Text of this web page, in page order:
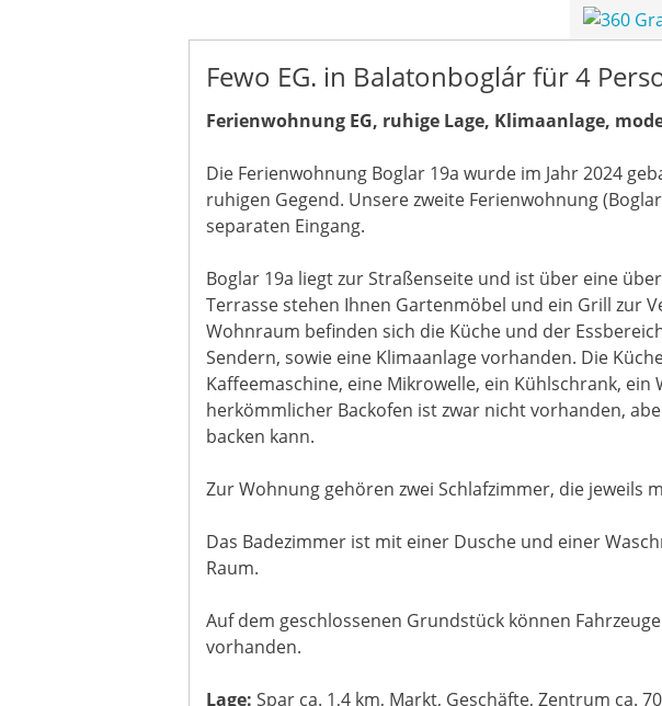
Fewo EG. in Balatonboglár für 4
Ferienwohnung EG, ruhige Lage, Klimaanlage,
Die Ferienwohnung Boglar 19a wurde im Jahr 2024
ruhigen Gegend. Unsere zweite Ferienwohnung
separaten Eingang.
Boglar 19a liegt zur Straßenseite und ist über eine
Terrasse stehen Ihnen Gartenmöbel und ein Grill zur
Wohnraum befinden sich die Küche und der
Sendern, sowie eine Klimaanlage vorhanden. Die
Kaffeemaschine, eine Mikrowelle, ein Kühlschrank,
herkömmlicher Backofen ist zwar nicht vorhanden,
backen kann.
Zur Wohnung gehören zwei Schlafzimmer, die jeweils
Das Badezimmer ist mit einer Dusche und einer
Raum.
Auf dem geschlossenen Grundstück können
vorhanden.
Lage: Spar ca. 1,4 km, Markt, Geschäfte, Zentrum ca.